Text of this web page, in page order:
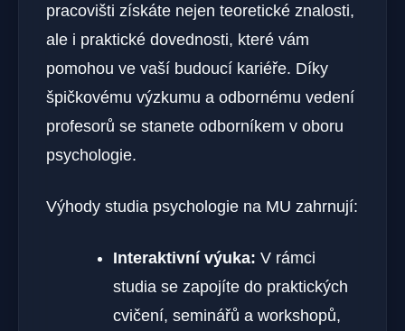
pracovišti získáte nejen teoretické znalosti,
ale i praktické dovednosti, které vám
pomohou ve vaší budoucí kariéře. Díky
špičkovému výzkumu a odbornému vedení
profesorů se stanete odborníkem v oboru
psychologie.
Výhody studia psychologie na MU zahrnují:
Interaktivní výuka: V rámci
studia se zapojíte do praktických
cvičení, seminářů a workshopů,